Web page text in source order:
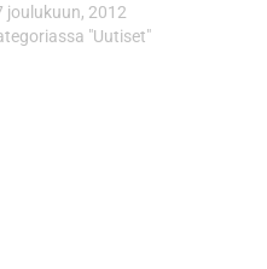
joulukuun, 2012
"Uutiset"